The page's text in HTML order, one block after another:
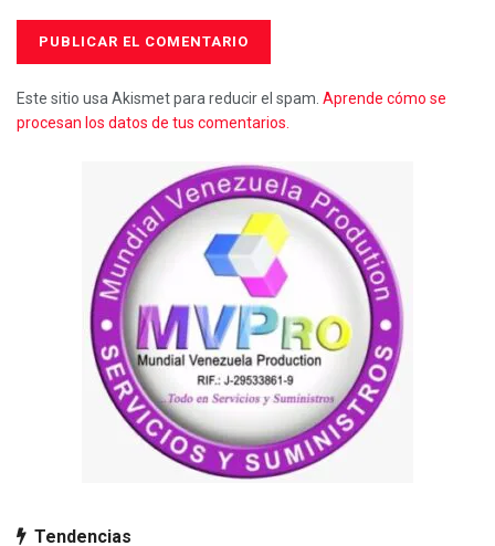
Este sitio usa Akismet para reducir el spam. Aprende cómo se
procesan los datos de tus comentarios.
Tendencias